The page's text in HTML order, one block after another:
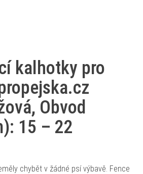
kalhotky pro
Obvod
15 – 22
chybět v žádné psí výbavě. Fence